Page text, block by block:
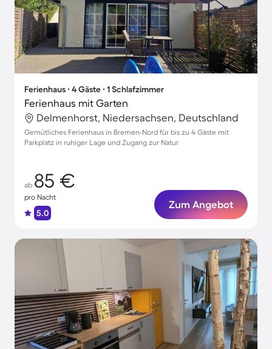
Ferienhaus ∙ 4 Gäste ∙ 1 Schlafzimmer
Ferienhaus mit Garten
Delmenhorst, Niedersachsen, Deutschland
Gemütliches Ferienhaus in Bremen-Nord für bis zu 4 Gäste mit
Parkplatz in ruhiger Lage und Zugang zur Natur
ab 85 €
pro Nacht
5.0
Zum Angebot